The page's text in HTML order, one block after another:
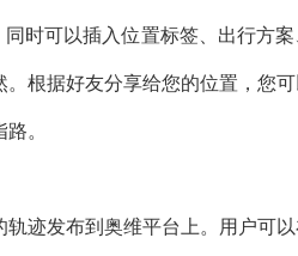
可以插入位置标签、出行方案
根据好友分享给您的位置，您
。
发布到奥维平台上。用户可以